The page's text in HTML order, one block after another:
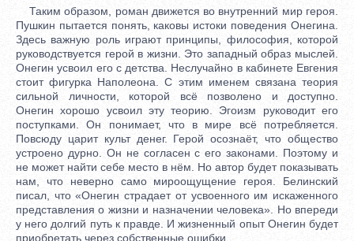
Таким образом, роман движется во внутренний мир героя.
Пушкин пытается понять, каковы истоки поведения Онегина.
Здесь важную роль играют принципы, философия, которой
руководствуется герой в жизни. Это западный образ мыслей.
Онегин усвоил его с детства. Неслучайно в кабинете Евгения
стоит фигурка Наполеона. С этим именем связана теория
сильной личности, которой всё позволено и доступно.
Онегин хорошо усвоил эту теорию. Эгоизм руководит его
поступками. Он понимает, что в мире всё потребляется.
Повсюду царит культ денег. Герой осознаёт, что общество
устроено дурно. Он не согласен с его законами. Поэтому и
не может найти себе место в нём. Но автор будет показывать
нам, что неверно само мироощущение героя. Белинский
писал, что «Онегин страдает от усвоенного им искаженного
представления о жизни и назначении человека». Но впереди
у него долгий путь к правде. И жизненный опыт Онегин будет
приобретать через собственные ошибки.